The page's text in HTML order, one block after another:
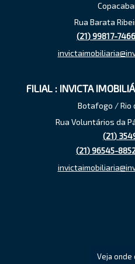
Rua Barata
(21)99817-7466
FILIAL : INVICTA
Botafogo / Rio
Rua Voluntários da
(21)
(21)96545-
Veja onde